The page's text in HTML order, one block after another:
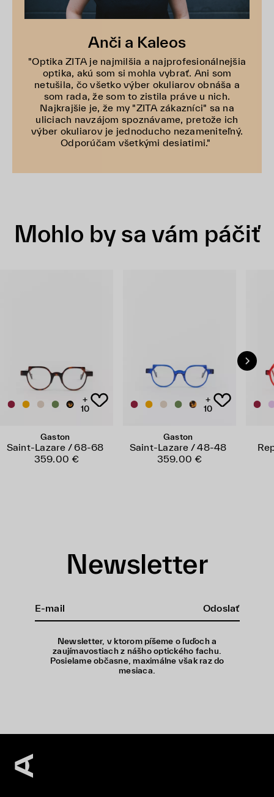
Anči a Kaleos
"Optika ZITA je najmilšia a najprofesionálnejšia
optika, akú som si mohla vybrať. Ani som
netušila, čo všetko výber okuliarov obnáša a
som rada, že som to zistila práve u nich.
Najkrajšie je, že my "ZITA zákazníci" sa na
uliciach navzájom spoznávame, pretože ich
výber okuliarov je jednoducho nezameniteľný.
Odporúčam všetkými desiatimi."
Mohlo by sa vám páčiť
+
10
Gaston
Saint-Lazare / 68-68
359.00 €
+
10
Gaston
Saint-Lazare / 48-48
359.00 €
Newsletter
Odoslať
Newsletter, v ktorom píšeme o ľuďoch a
zaujímavostiach z nášho optického fachu.
Posielame občasne, maximálne však raz do
mesiaca.